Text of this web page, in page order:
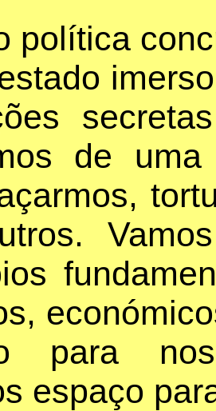
política
de
para
espaço